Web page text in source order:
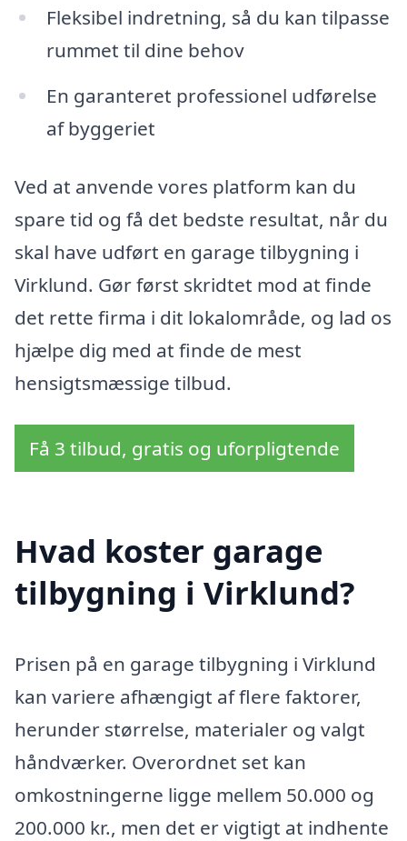
Fleksibel indretning, så du kan tilpasse
rummet til dine behov
En garanteret professionel udførelse
af byggeriet
Ved at anvende vores platform kan du
spare tid og få det bedste resultat, når du
skal have udført en garage tilbygning i
Virklund. Gør først skridtet mod at finde
det rette firma i dit lokalområde, og lad os
hjælpe dig med at finde de mest
hensigtsmæssige tilbud.
Få 3 tilbud, gratis og uforpligtende
Hvad koster garage
tilbygning i Virklund?
Prisen på en garage tilbygning i Virklund
kan variere afhængigt af flere faktorer,
herunder størrelse, materialer og valgt
håndværker. Overordnet set kan
omkostningerne ligge mellem 50.000 og
200.000 kr., men det er vigtigt at indhente